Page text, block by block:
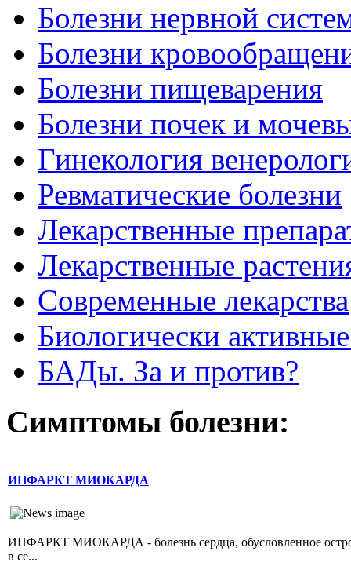
Болезни нервной
Болезни
Болезни пищеварения
Болезни почек и
Гинекология
Ревматические болезни
Лекарственные
Лекарственные
Современные лекарства
Биологически
БАДы. За и против?
Симптомы болезни:
ИНФАРКТ МИОКАРДА
ИНФАРКТ МИОКАРДА - болезнь сердца, обусловленное острой
в се...